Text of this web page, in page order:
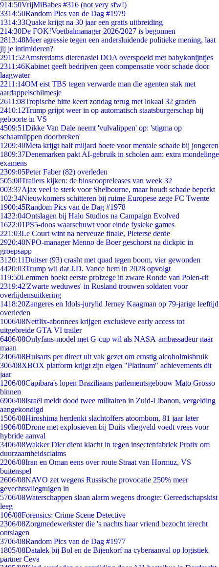
914:50VrijMiBabes #316 (not very sfw!)
3314:50Random Pics van de Dag #1979
1314:33Quake krijgt na 30 jaar een gratis uitbreiding
214:30De FOK!Voetbalmanager 2026/2027 is begonnen
2813:48Meer agressie tegen een andersluidende politieke mening, laat
jij je intimideren?
2911:52Amsterdams dierenasiel DOA overspoeld met babykonijntjes
2311:46Kabinet geeft bedrijven geen compensatie voor schade door
laagwater
2211:14OM eist TBS tegen verwarde man die agenten stak met
aardappelschilmesje
2611:08Tropische hitte keert zondag terug met lokaal 32 graden
2410:12Trump grijpt weer in op automatisch staatsburgerschap bij
geboorte in VS
4509:51Dikke Van Dale neemt 'vulvalippen' op: 'stigma op
schaamlippen doorbreken'
1209:40Meta krijgt half miljard boete voor mentale schade bij jongeren
1809:37Denemarken pakt AI-gebruik in scholen aan: extra mondelinge
examens
2309:05Peter Faber (82) overleden
505:00Trailers kijken: de bioscoopreleases van week 32
003:37Ajax veel te sterk voor Shelbourne, maar houdt schade beperkt
102:34Nieuwkomers schitteren bij ruime Europese zege FC Twente
1900:45Random Pics van de Dag #1978
1422:04Ontslagen bij Halo Studios na Campaign Evolved
1622:01PS5-doos waarschuwt voor einde fysieke games
221:03Le Court wint na nerveuze finale, Pieterse derde
2920:40NPO-manager Menno de Boer geschorst na dickpic in
groepsapp
31 20:11Duitser (93) crasht met quad tegen boom, vier gewonden
4420:03Trump wil dat J.D. Vance hem in 2028 opvolgt
119:50Lemmen boekt eerste profzege in zware Ronde van Polen-rit
2319:42'Zwarte weduwes' in Rusland trouwen soldaten voor
overlijdensuitkering
1418:20Zangeres en Idols-jurylid Jerney Kaagman op 79-jarige leeftijd
overleden
1006/08Netflix-abonnees krijgen exclusieve early access tot
uitgebreide GTA VI trailer
6406/08Onlyfans-model met G-cup wil als NASA-ambassadeur naar
maan
2406/08Huisarts per direct uit vak gezet om ernstig alcoholmisbruik
306/08XBOX platform krijgt zijn eigen "Platinum" achievements dit
jaar
1206/08Capibara's lopen Braziliaans parlementsgebouw Mato Grosso
binnen
6906/08Israël meldt dood twee militairen in Zuid-Libanon, vergelding
aangekondigd
1506/08Hiroshima herdenkt slachtoffers atoombom, 81 jaar later
1906/08Drone met explosieven bij Duits vliegveld voedt vrees voor
hybride aanval
3406/08Wakker Dier dient klacht in tegen insectenfabriek Protix om
duurzaamheidsclaims
2206/08Iran en Oman eens over route Straat van Hormuz, VS
buitenspel
2606/08NAVO zet wegens Russische provocatie 250% meer
gevechtsvliegtuigen in
5706/08Waterschappen slaan alarm wegens droogte: Gereedschapskist
leeg
106/08Forensics: Crime Scene Detective
2306/08Zorgmedewerkster die 's nachts haar vriend bezocht terecht
ontslagen
3706/08Random Pics van de Dag #1977
1805/08Datalek bij Bol en de Bijenkorf na cyberaanval op logistiek
partner Ceva